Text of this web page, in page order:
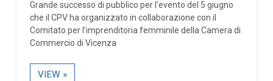
Grande successo di pubblico per l'evento del 5 giugno
che il CPV ha organizzato in collaborazione con il
Comitato per l’imprenditoria femminile della Camera di
Commercio di Vicenza
VIEW »